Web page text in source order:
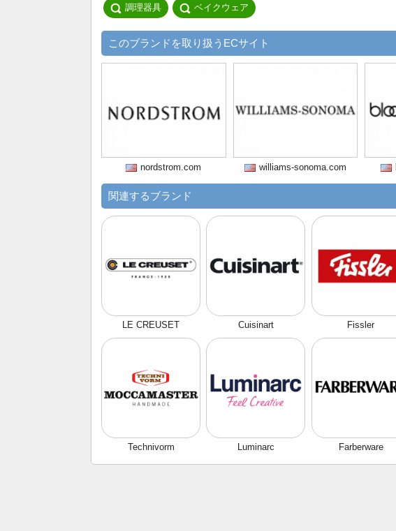
調理器具 ベイクウェア
このブランドを取り扱うECサイト
nordstrom.com williams-sonoma.com
関連するブランド
LE CREUSET Cuisinart Fissler
Technivorm Luminarc Farberware